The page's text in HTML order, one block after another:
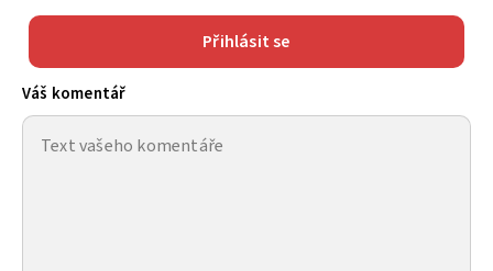
Přihlásit se
Váš komentář